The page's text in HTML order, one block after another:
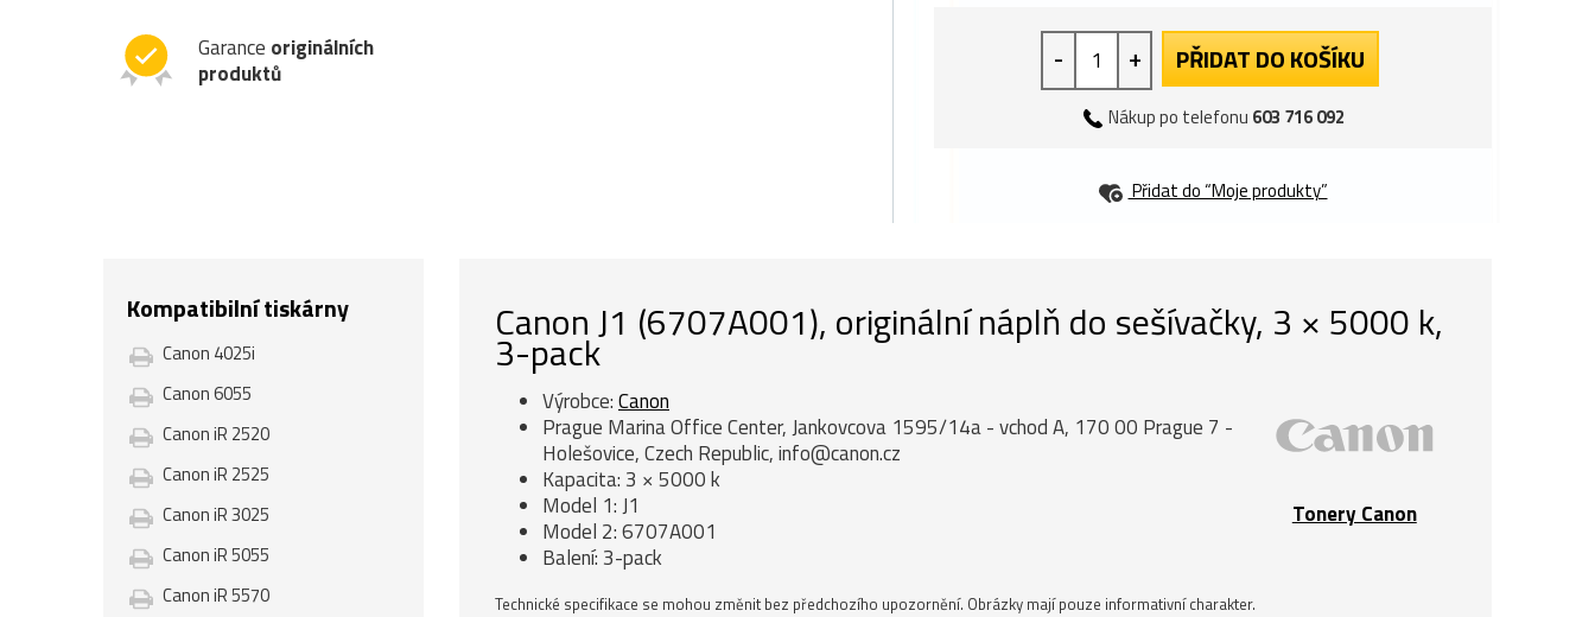
Garance originálních
produktů
- + PŘIDAT DO KOŠÍKU
Nákup po telefonu 603 716 092
Přidat do “Moje produkty”
Kompatibilní tiskárny
Canon 4025i
Canon 6055
Canon iR 2520
Canon iR 2525
Canon iR 3025
Canon iR 5055
Canon iR 5570
Canon J1 (6707A001), originální náplň do sešívačky, 3 × 5000 k,
3-pack
Tonery Canon
Výrobce:Canon
Prague Marina Office Center, Jankovcova 1595/14a - vchod A, 170 00 Prague 7 -
Holešovice, Czech Republic, info@canon.cz
Kapacita: 3 × 5000 k
Model 1: J1
Model 2: 6707A001
Balení: 3-pack
Technické specifikace se mohou změnit bez předchozího upozornění. Obrázky mají pouze informativní charakter.